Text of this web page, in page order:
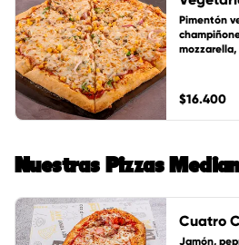
Pimentón
$16.400
Nuestras Pizzas
Cuatro
Jamón,